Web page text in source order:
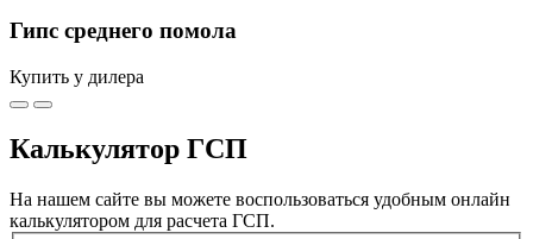
Гипс среднего помола
Купить у дилера
Калькулятор ГСП
На нашем сайте вы можете воспользоваться удобным онлайн
калькулятором для расчета ГСП.